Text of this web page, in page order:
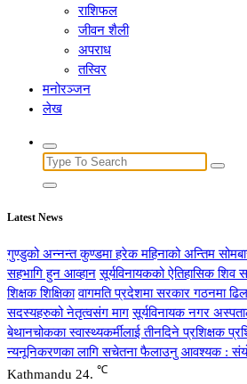
राशिफल
जीवन शैली
अपराध
तस्विर
मनोरञ्जन
लेख
Search
for:
Latest News
गुण्डुको अन्नन्त कुण्डमा हरेक महिनाको अन्तिम
सहभागि हुन आव्हान सूर्यविनायकको ऐतिहासिक शिव
शिक्षक शिक्षिका वागमति प्रदेशमा सरकार गठनमा
सदस्यहरुको नेतृत्वसंग माग सूर्यविनायक नगर
बेथानचोकका स्वास्थ्यकर्मीलाई तीनदिने प्रशिक्षक
न्यनूनिकरणका लागि सचेतना फैलाउनु आवश्यक :
Kathmandu 24. ℃